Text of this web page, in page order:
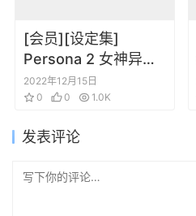
[会员][设定集]
Persona 2 女神异闻
录2：永恒的惩罚 完
美指南
2022年12月15日
0
0 1.0K
发表评论